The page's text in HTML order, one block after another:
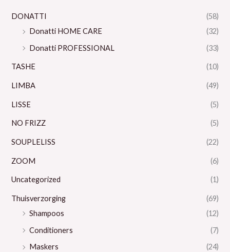
DONATTI
(58)
Donatti HOME CARE
(32)
Donatti PROFESSIONAL
(33)
TASHE (10)
LIMBA (49)
LISSE (5)
NO FRIZZ (5)
SOUPLELISS (22)
ZOOM (6)
Uncategorized (1)
Thuisverzorging
(69)
Shampoos
(12)
Conditioners
(7)
Maskers
(24)